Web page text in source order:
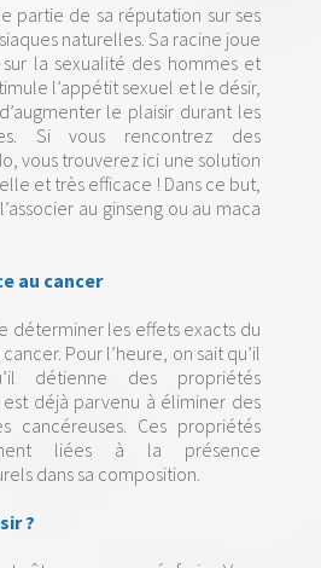
partie de sa réputation sur ses
naturelles. Sa racine joue
la sexualité des hommes et
l’appétit sexuel et le désir,
le plaisir durant les
Si vous rencontrez des
vous trouverez ici une solution
et très efficace ! Dans ce but,
au ginseng ou au maca
au cancer
déterminer les effets exacts du
Pour l’heure, on sait qu’il
détienne des propriétés
est déjà parvenu à éliminer des
cancéreuses. Ces propriétés
liées à la présence
dans sa composition.
?